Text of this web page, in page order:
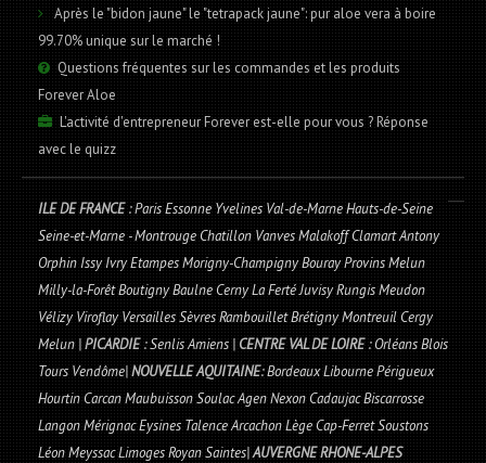
Après le "bidon jaune" le "tetrapack jaune": pur aloe vera à boire
99.70% unique sur le marché !
Questions fréquentes sur les commandes et les produits
Forever Aloe
L'activité d'entrepreneur Forever est-elle pour vous ? Réponse
avec le quizz
ILE DE FRANCE: Paris Essonne Yvelines Val-de-Marne Hauts-de-Seine
Seine-et-Marne - Montrouge Chatillon Vanves Malakoff Clamart Antony
Orphin Issy Ivry Etampes Morigny-Champigny Bouray Provins Melun
Milly-la-Forêt Boutigny Baulne Cerny La Ferté Juvisy Rungis Meudon
Vélizy Viroflay Versailles Sèvres Rambouillet Brétigny Montreuil Cergy
Melun |PICARDIE: Senlis Amiens |CENTRE VAL DE LOIRE: Orléans Blois
Tours Vendôme|NOUVELLE AQUITAINE: Bordeaux Libourne Périgueux
Hourtin Carcan Maubuisson Soulac Agen Nexon Cadaujac Biscarrosse
Langon Mérignac Eysines Talence Arcachon Lège Cap-Ferret Soustons
Léon Meyssac Limoges Royan Saintes|AUVERGNE RHONE-ALPES